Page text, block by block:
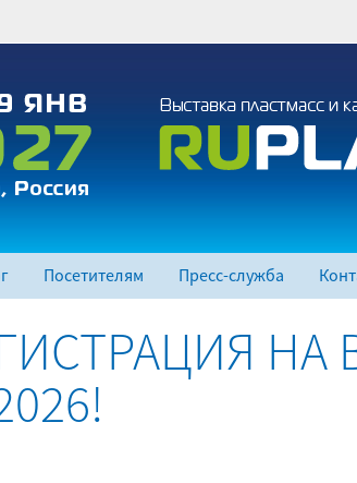
Посетителям Пресс-служба
НА